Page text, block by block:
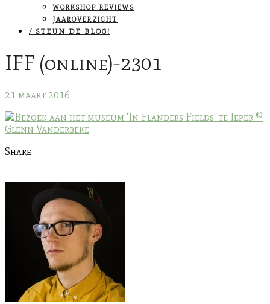
WORKSHOP REVIEWS
JAAROVERZICHT
/ STEUN DE BLOG!
IFF (online)-2301
21 maart 2016
Share